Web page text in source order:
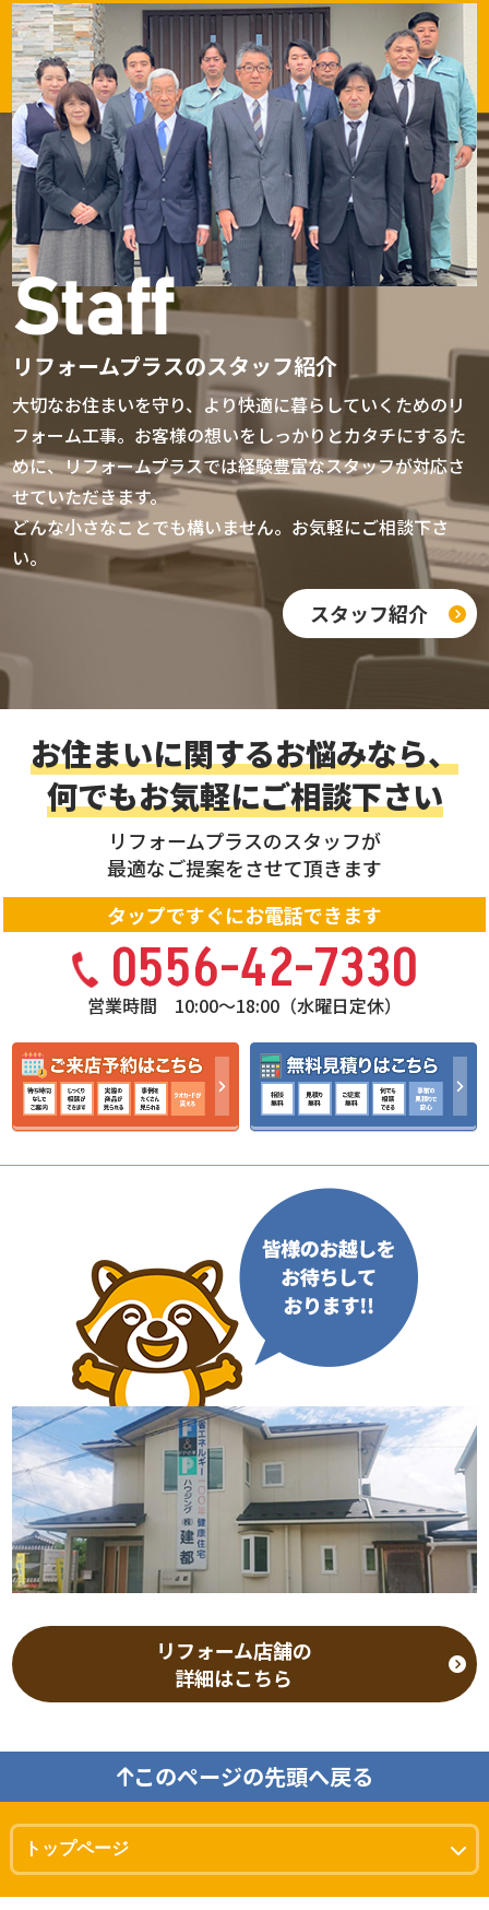
く、手続きが複雑になる傾向が
あります。 登記費用などの諸費
用が発生する場合もあります。
リフォームローンのメリット・
デメリット リフォームローンの
メリットは手続きの簡単さで
す。 審査期間が短く、比較的早
く融資を受けられます。 小規模
なリフォームにも利用しやすい
特徴があります。 一方で、住宅
ローンと比較すると金利が高く
なる傾向があります。 借入可能
額が低く設定されているケース
もあります。 100万円程度の設
備交換ならリフォームローン、
500万円以上の大規模改修なら
住宅ローンを検討するお客様が
多い傾向があります。 住宅ロー
ン控除や補助金を活用して負担
を軽減する方法 一戸建てのリフ
ォームでは、住宅ローン控除や
補助金制度を利用できる場合が
あります。 制度を活用すること
で実質負担額を大きく減らせま
す。 省エネリフォームでは補助
金対象となるケースがありま
す。 断熱改修や高効率給湯器の
よって補助制度が実施されてい
ます。 補助金は予算上限に達す
ると受付終了となることがあり
ます。 補助金情報は工事計画の
早い段階で確認することがおす
すめです。 実際に補助金を活用
したお客様の中には、数十万円
単位で費用負担を軽減できた事
例もあります。 リフォーム費用
の資金計画で失敗しないための
チェックポイント リフォーム費
用の資金計画では余裕を持った
予算設定が重要です。 見積金額
だけで判断しないことが大切で
す。 追加工事が発生するケース
もあります。 築30年以上の一
戸建てでは、解体後に劣化部分
が見つかることがあります。 そ
事内容や保証内容も比較する必
要があります。 資金計画を立て
る際には、毎月の返済額だけで
なく将来の教育費や生活費も考
慮することが大切です。 無理の
ない返済計画が、満足度の高い
リフォームにつながります。 ま
とめ 一戸建てのリフォーム費用
の相場は工事内容によって大き
く異なります。 水回りリフォー
ムは数十万円から数百万円、全
面リフォームでは1,000万円以
上になる場合もあります。 住宅
ローンやリフォームローンを上
手に活用することで、負担を分
できます。 補助金や住宅ローン
控除を活用することで、さらに
費用負担を軽減できます。 リフ
ることが成功への近道です。 リ
フォームプラスでは、地域密着
をモットーに甲府市、南アルプ
ス市、甲斐市をメインにリフォ
ームを行わせていただいており
ます。是非！リフォームの事な
らリフォームプラスにお任せく
ります。 ―――――――――― 【失敗しないリフ
ォーム甲府市の業者選び｜見積
もり比較の重要ポイント】 一戸
建てのリフォーム費用の相場を
正しく判断するためには、業者
比較が重要です。複数社から見
積もりを取得すると、適正価格
が分かります。見積書の「一
式」表記が多い会社には注意が
必要です。 メリットは、工事内
容を比較しやすい点です。追加
費用のリスクを減らせます。不
要な工事を省けます。予算管理
る点です。比較検討に手間がか
かります。しかし、慎重な比較
によって失敗を防ぐことができ
ます。リフォームプラスでは、
工事項目ごとの詳細見積もりを
作成しています。 ―――――――――― 【中古住
宅リノベが人気上昇中｜リフォ
ーム甲府市で理想の住まいを実
現】 一戸建てのリフォーム費用
を抑える方法として、中古住宅
リノベーションが人気です。甲
府市では中古住宅が1,000万
円〜2,000万円で流通していま
す。購入後に500万円〜1,000
万円のリフォームを行うこと
で、新築同等の住まいを実現で
費用の相場を理解した上で物件
選びを行うと、資金計画が立て
やすくなります。住宅ローンと
リフォーム費用をまとめて借り
る方法もあります。若い世代の
ご家族から人気を集めていま
す。 ―――――――――― まとめ 一戸建てのリフ
ォーム費用の相場は、工事内容
によって大きく変わります。キ
ッチンは80万円〜150万円、ユ
ニットバスは90万円〜160万
円、外壁塗装は90万円前後が目
安です。補助金制度を活用する
と、費用負担を大きく軽減でき
ます。断熱や耐震などの性能向
上リフォームは、快適性と安全
性の向上につながります。 リフ
ォームプラスでは、地域密着を
ムを行わせていただいておりま
す。是非！リフォームの事なら
リフォームプラスにお任せくだ
さい！
能向上リフォームも検討するべ
きです。甲府市は夏は35度近く
まで気温が上がります。冬は氷
点下になる日もあります。断熱
性能が低い住宅では光熱費が年
間15万円以上かかることがあり
ます。 断熱リフォームの費用は
150万円〜300万円です。内窓
設置は1箇所5万円〜10万円で
す。断熱改修によって年間3万
円以上の光熱費削減が期待でき
ます。 耐震リフォームは100万
円〜200万円が目安です。リフ
ォーム費用とローンを使って安
全性と快適性を同時に向上させ
ることが可能です。 ―――――――――― 【失敗
しないリフォーム甲府市の業者
選び｜見積もり比較のポイン
ト】 リフォーム費用とローンの
成功は業者選びで決まります。
複数社から見積もりを取得し比
較することが重要です。見積書
の内訳が細かく記載されている
かを確認する必要があります。
メリットは、適正価格が分かる
点です。不要な工事を省けま
数が増えます。しかし慎重な比
リフォームプラスでは分かりや
すい見積書を提供しています。
―――――――――― 【中古住宅＋リノベが人気｜
リフォーム甲府市で賢く住み替
える方法】 リフォーム費用とロ
ーンを活用した住み替えとし
が人気です。中古住宅は1,000
万円〜2,000万円で購入できま
す。リフォーム費用として500
万円〜1,000万円を追加すると
新築同等の性能が実現できま
住宅ローンと一体で借りる方法
もあります。金利が低くなるメ
リットがあります。若い世代の
ご家族に選ばれています。 ――――――――――
を正しく組み合わせることで、
用相場を理解することで適正価
格での契約が可能になります。
業者選びを慎重に行うことで失
敗を防げます。 リフォームプラ
スでは、地域密着をモットーに
甲府市、南アルプス市、甲斐市
をメインにリフォームを行わせ
ていただいております。是非！
リフォームの事ならリフォーム
プラスにお任せください！
能が低い住宅では冷暖房費が年
間15万円以上になるケースがあ
ります。 断熱リフォームの費用
相場は150万円〜300万円で
す。内窓設置は1箇所あたり5万
円〜10万円です。断熱改修後は
光熱費が年間3万円以上削減さ
れた事例があります。 耐震リフ
ォームの費用相場は100万円〜
200万円です。耐震性能の向上
は家族の安全を守ります。資産
価値の維持にもつながります。
―――――――――― 【失敗しないリフォーム甲府
の業者選び｜見積もりと比較の
費用を適正に判断するためには
業者選びが重要です。複数社か
ら見積もりを取り比較すること
が基本です。見積書の内容が詳
細であるかを確認する必要があ
ります。 メリットは、費用の透
明性が高まる点です。工事内容
が明確になります。追加費用の
発生を防げます。家族で比較検
討しやすくなります。 デメリッ
トは、比較に時間がかかる点で
す。打ち合わせの回数が増えま
す。しかし時間をかけることで
失敗のリスクを減らせます。リ
フォームプラスでは分かりやす
い見積もりを徹底しています。
リフォームで賢く住み替える方
法】 戸建てのリフォーム費用を
抑える方法として中古住宅リノ
ベーションがあります。中古住
宅は1,000万円〜2,000万円で
購入できる物件が多いです。リ
1,000万円を追加すると新築に
近い性能が実現できます。 リフ
ォーム費用の相場を理解して物
件選びを行うと資金計画が明確
になります。住宅ローンとリフ
法もあります。若い世代を中心
に人気が高まっています。 ――――――――――
まとめ 戸建てのリフォーム費用
の相場は工事内容によって大き
円〜150万円が目安です。外壁
塗装は90万円前後が相場です。
全面改修は800万円以上が一般
的です。補助金を活用すると費
用負担を大きく減らすことがで
きます。 戸建てのリフォーム費
用を正しく理解することで、無
駄な出費を防ぎ、満足度の高い
住まいを実現できます。 リフォ
ームプラスでは、地域密着をモ
市、甲斐市をメインにリフォー
ムを行わせていただいておりま
す。是非！リフォームの事なら
リフォームプラスにお任せくだ
さい！
Staff
リフォームプラスのスタッフ紹介
大切なお住まいを守り、より快適に暮らしていくためのリ
フォーム工事。お客様の想いをしっかりとカタチにするた
めに、リフォームプラスでは経験豊富なスタッフが対応さ
せていただきます。
どんな小さなことでも構いません。お気軽にご相談下さ
い。
スタッフ紹介
お住まいに関するお悩みなら、
何でもお気軽にご相談下さい
リフォームプラスのスタッフが
最適なご提案をさせて頂きます
タップですぐにお電話できます
0556-42-7330
営業時間 10:00〜18:00（水曜日定休）
リフォーム店舗の
詳細はこちら
このページの先頭へ戻る